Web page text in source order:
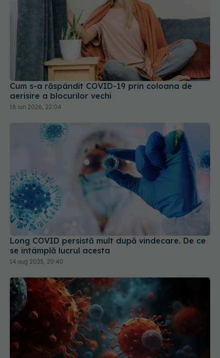
Cum s-a răspândit COVID-19 prin coloana de
aerisire a blocurilor vechi
18 iun 2026, 22:04
Long COVID persistă mult după vindecare. De ce
se întâmplă lucrul acesta
14 aug 2025, 20:40